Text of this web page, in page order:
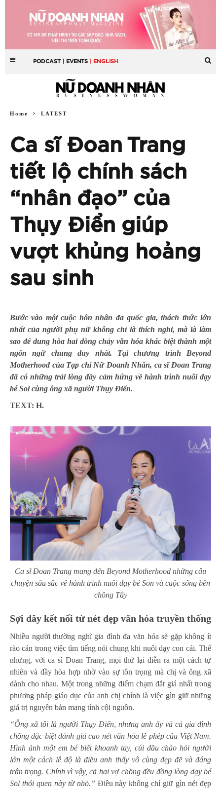
PODCAST | EVENTS | ENGLISH
Home LATEST
Ca sĩ Đoan Trang
tiết lộ chính sách
“nhân đạo” của
Thụy Điển giúp
vượt khủng hoảng
sau sinh
Bước vào một cuộc hôn nhân đa quốc gia, thách thức lớn
nhất của người phụ nữ không chỉ là thích nghi, mà là làm
sao để dung hòa hai dòng chảy văn hóa khác biệt thành một
ngôn ngữ chung duy nhất. Tại chương trình Beyond
Motherhood của Tạp chí Nữ Doanh Nhân, ca sĩ Đoan Trang
đã có những trải lòng đầy cảm hứng về hành trình nuôi dạy
bé Sol cùng ông xã người Thụy Điển.
TEXT: H.
Ca sĩ Đoan Trang mang đến Beyond Motherhood những câu
chuyện sâu sắc về hành trình nuôi dạy bé Son và cuộc sống bên
chồng Tây
Sợi dây kết nối từ nét đẹp văn hóa truyền thống
Nhiều người thường nghĩ gia đình đa văn hóa sẽ gặp không ít
rào cản trong việc tìm tiếng nói chung khi nuôi dạy con cái. Thế
nhưng, với ca sĩ Đoan Trang, mọi thứ lại diễn ra một cách tự
nhiên và đầy hòa hợp nhờ vào sự tôn trọng mà chị và ông xã
dành cho nhau. Một trong những điểm chạm đắt giá nhất trong
phương pháp giáo dục của anh chị chính là việc gìn giữ những
giá trị nguyên bản mang tính cội nguồn.
“Ông xã tôi là người Thụy Điển, nhưng anh ấy và cả gia đình
chồng đặc biệt đánh giá cao nét văn hóa lễ phép của Việt Nam.
Hình ảnh một em bé biết khoanh tay, cúi đầu chào hỏi người
lớn một cách lễ độ là điều anh thấy vô cùng đẹp đẽ và đáng
trân trọng. Chính vì vậy, cả hai vợ chồng đều đồng lòng dạy bé
Sol thói quen này từ nhỏ.” Điều này không chỉ giữ gìn nét đẹp